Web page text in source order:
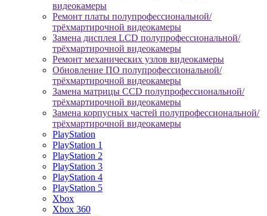
видеокамеры
Ремонт платы полупрофессиональной/
трёхмартирочной видеокамеры
Замена дисплея LCD полупрофессиональной/
трёхмартирочной видеокамеры
Ремонт механических узлов видеокамеры
Обновление ПО полупрофессиональной/
трёхмартирочной видеокамеры
Замена матрицы CCD полупрофессиональной/
трёхмартирочной видеокамеры
Замена корпусных частей полупрофессиональной/
трёхмартирочной видеокамеры
PlayStation
PlayStation 1
PlayStation 2
PlayStation 3
PlayStation 4
PlayStation 5
Xbox
Xbox 360